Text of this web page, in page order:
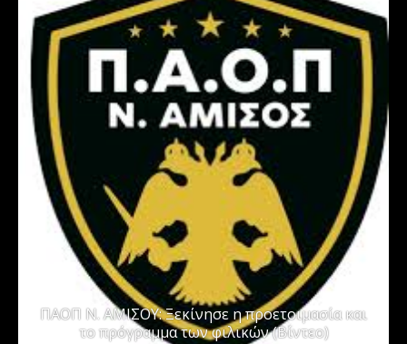
ΠΑΟΠ Ν. ΑΜΙΣΟΥ: Ξεκίνησε η προετοιμασία και
το πρόγραμμα των φιλικών (Βίντεο)